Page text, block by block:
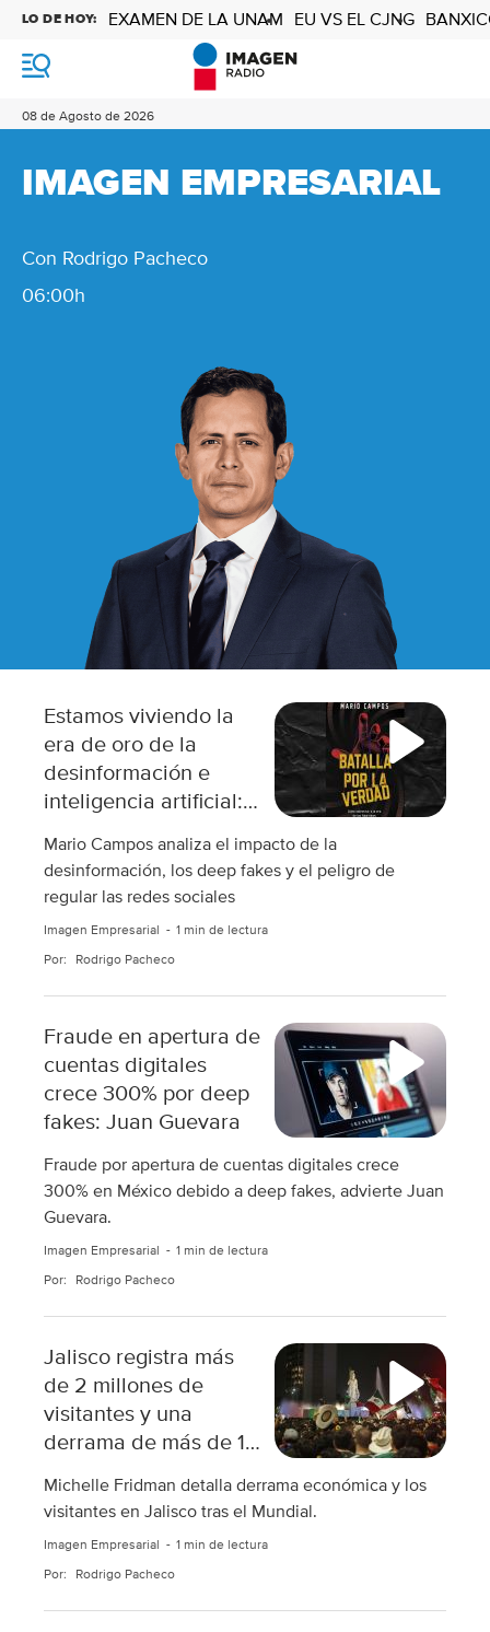
M
n
ú
08 de Agosto de 2026
LO DE HOY: EXAMEN DE LA UNAM EU VS EL CJNG
IMAGEN EMPRESARIAL
Con Rodrigo Pacheco
06:00h
Estamos viviendo la
era de oro de la
desinformación e
inteligencia artificial:
Mario Campos analiza el impacto de la
desinformación, los deep fakes y el peligro de
regular las redes sociales
Imagen Empresarial 1 min de lectura
Por: Rodrigo Pacheco
Fraude en apertura de
cuentas digitales
crece 300% por deep
fakes: Juan Guevara
Fraude por apertura de cuentas digitales crece
300% en México debido a deep fakes, advierte Juan
Guevara.
Imagen Empresarial 1 min de lectura
Por: Rodrigo Pacheco
Jalisco registra más
de 2 millones de
visitantes y una
derrama de más de 11
SECTUR
Michelle Fridman detalla derrama económica y los
visitantes en Jalisco tras el Mundial.
Imagen Empresarial 1 min de lectura
Por: Rodrigo Pacheco